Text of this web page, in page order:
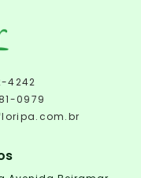
4242
0979